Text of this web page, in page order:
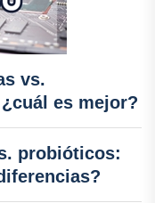
vs.
es mejor?
probióticos: